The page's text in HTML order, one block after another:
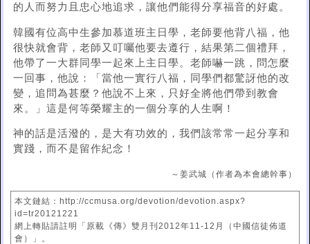
的人而努力且忠心地追求，讓他們能得分享福音的好處。
韓國有位高中生參加慕道班主日學，老師要他背八福，他
很快就會背，老師又叮囑他要去遵行，結果第二個禮拜，
他帶了一大群同學一起來上主日學。老師嚇一跳，問怎麼
一回事，他說：「當他一實行八福，同學們都驚訝他的改
變，追問為甚麼？他說不上來，只好全將他們帶到教會
來。」這是何等榮耀主的一個分享的人生啊！
神的話是活潑的，是大有功效的，我們該常常一起分享和
實踐，而不是留作紀念！
～姜武城（作者為本會總幹事）
本文鏈結：http://ccmusa.org/devotion/devotion.aspx?
id=tr20121221
網上轉貼請註明「原載《傳》雙月刊2012年11-12月（中國信徒佈道
會）」。